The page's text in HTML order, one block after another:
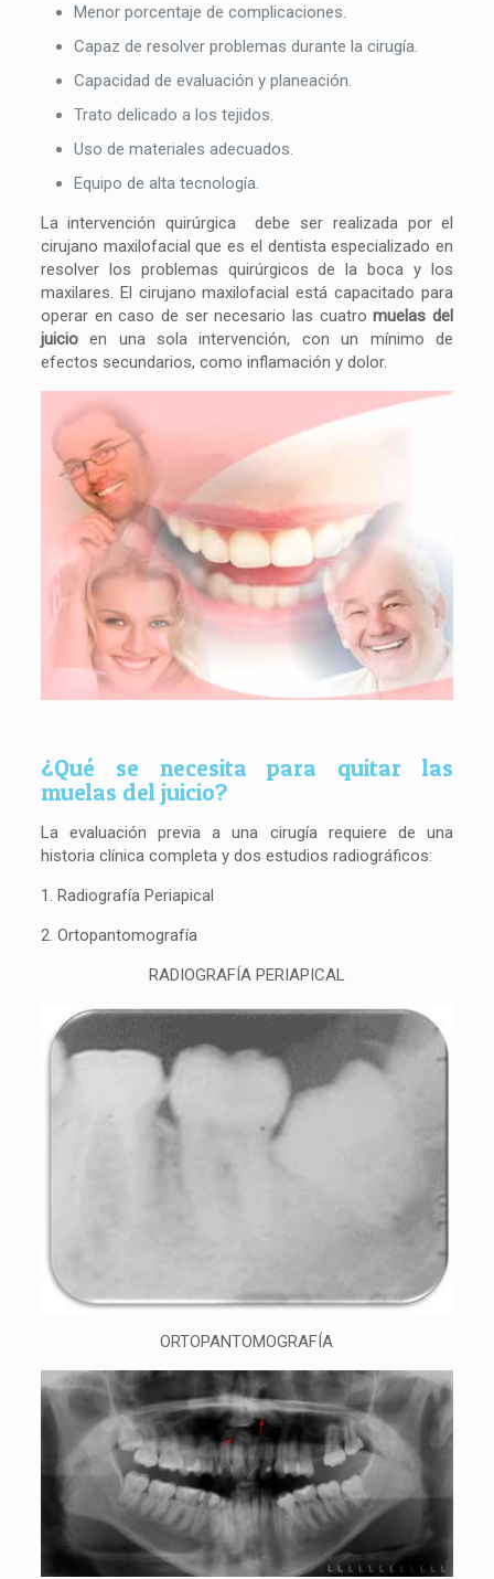
Menor porcentaje de complicaciones.
Capaz de resolver problemas durante la cirugía.
Capacidad de evaluación y planeación.
Trato delicado a los tejidos.
Uso de materiales adecuados.
Equipo de alta tecnología.
La intervención quirúrgica debe ser realizada por el
cirujano maxilofacial que es el dentista especializado en
resolver los problemas quirúrgicos de la boca y los
maxilares. El cirujano maxilofacial está capacitado para
operar en caso de ser necesario las cuatromuelas del
juicioen una sola intervención, con un mínimo de
efectos secundarios, como inflamación y dolor.
¿Qué se necesita para quitar las
muelas del juicio?
La evaluación previa a una cirugía requiere de una
historia clínica completa y dos estudios radiográficos:
1. Radiografía Periapical
2. Ortopantomografía
RADIOGRAFÍA PERIAPICAL
ORTOPANTOMOGRAFÍA